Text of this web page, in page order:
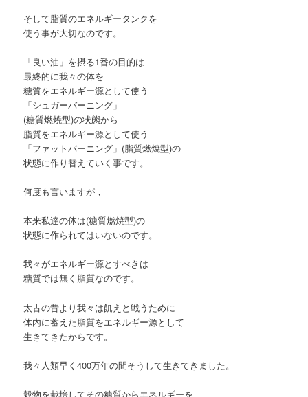
そして脂質のエネルギータンクを
使う事が大切なのです。
「良い油」を摂る1番の目的は
最終的に我々の体を
糖質をエネルギー源として使う
「シュガーバーニング」
(糖質燃焼型)の状態から
脂質をエネルギー源として使う
「ファットバーニング」(脂質燃焼型)の
状態に作り替えていく事です。
何度も言いますが，
本来私達の体は(糖質燃焼型)の
状態に作られてはいないのです。
我々がエネルギー源とすべきは
糖質では無く脂質なのです。
太古の昔より我々は飢えと戦うために
体内に蓄えた脂質をエネルギー源として
生きてきたからです。
我々人類早く400万年の間そうして生きてきました。
穀物を栽培してその糖質からエネルギーを